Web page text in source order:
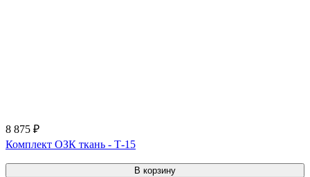
8 875 ₽
Комплект ОЗК ткань - Т-15
В корзину